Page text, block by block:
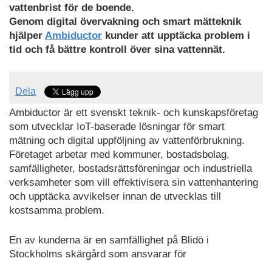
vattenbrist för de boende.
Genom digital övervakning och smart mätteknik
hjälper Ambiductor kunder att upptäcka problem i
tid och få bättre kontroll över sina vattennät.
Dela
Ambiductor är ett svenskt teknik- och kunskapsföretag
som utvecklar IoT-baserade lösningar för smart
mätning och digital uppföljning av vattenförbrukning.
Företaget arbetar med kommuner, bostadsbolag,
samfälligheter, bostadsrättsföreningar och industriella
verksamheter som vill effektivisera sin vattenhantering
och upptäcka avvikelser innan de utvecklas till
kostsamma problem.
En av kunderna är en samfällighet på Blidö i
Stockholms skärgård som ansvarar för